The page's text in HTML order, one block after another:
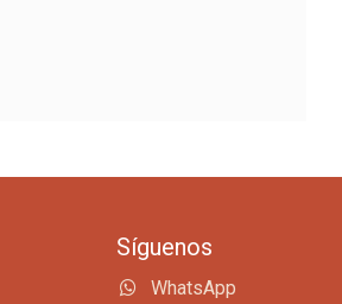
Síguenos
WhatsApp